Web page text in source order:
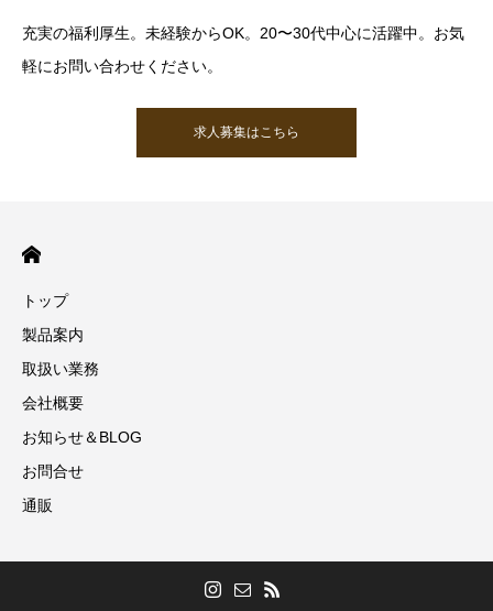
充実の福利厚生。未経験からOK。20〜30代中心に活躍中。お気
軽にお問い合わせください。
求人募集はこちら
トップ
製品案内
取扱い業務
会社概要
お知らせ＆BLOG
お問合せ
通販